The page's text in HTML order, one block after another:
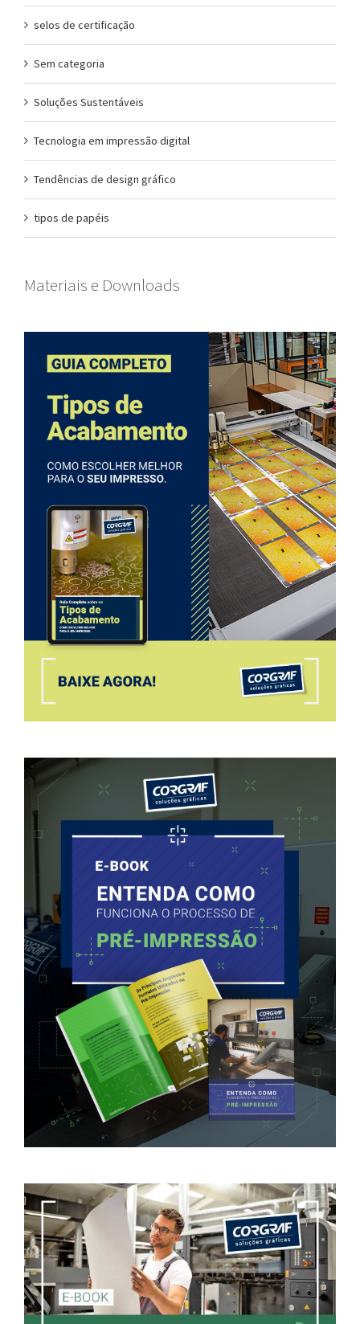
selos de certificação
Sem categoria
Soluções Sustentáveis
Tecnologia em impressão digital
Tendências de design gráfico
tipos de papéis
Materiais e Downloads